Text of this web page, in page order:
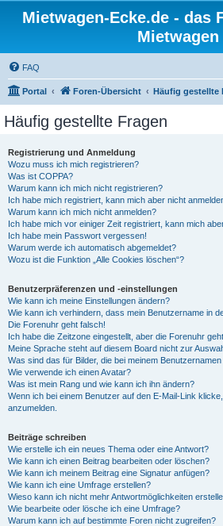
Mietwagen-Ecke.de - das
Mietwagen
FAQ
Portal Foren-Übersicht Häufig gestellte
Häufig gestellte Fragen
Registrierung und Anmeldung
Wozu muss ich mich registrieren?
Was ist COPPA?
Warum kann ich mich nicht registrieren?
Ich habe mich registriert, kann mich aber nicht
Warum kann ich mich nicht anmelden?
Ich habe mich vor einiger Zeit registriert, kann mich
Ich habe mein Passwort vergessen!
Warum werde ich automatisch abgemeldet?
Wozu ist die Funktion „Alle Cookies löschen“?
Benutzerpräferenzen und -einstellungen
Wie kann ich meine Einstellungen ändern?
Wie kann ich verhindern, dass mein Benutzername in
Die Forenuhr geht falsch!
Ich habe die Zeitzone eingestellt, aber die Forenuhr
Meine Sprache steht auf diesem Board nicht zur
Was sind das für Bilder, die bei meinem
Wie verwende ich einen Avatar?
Was ist mein Rang und wie kann ich ihn ändern?
Wenn ich bei einem Benutzer auf den E-Mail-Link
anzumelden.
Beiträge schreiben
Wie erstelle ich ein neues Thema oder eine Antwort?
Wie kann ich einen Beitrag bearbeiten oder löschen?
Wie kann ich meinem Beitrag eine Signatur anfügen?
Wie kann ich eine Umfrage erstellen?
Wieso kann ich nicht mehr Antwortmöglichkeiten
Wie bearbeite oder lösche ich eine Umfrage?
Warum kann ich auf bestimmte Foren nicht zugreifen?